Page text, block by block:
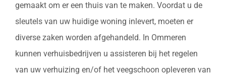
gemaakt om er een thuis van te maken. Voordat u de
sleutels van uw huidige woning inlevert, moeten er
diverse zaken worden afgehandeld. In Ommeren
kunnen verhuisbedrijven u assisteren bij het regelen
van uw verhuizing en/of het veegschoon opleveren van